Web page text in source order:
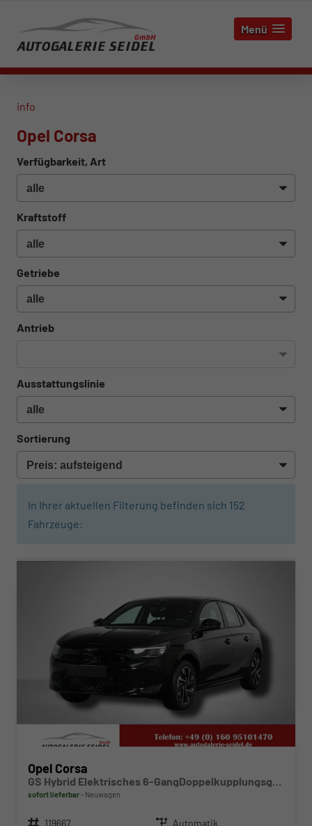
Menü
info
Opel Corsa
Verfügbarkeit, Art
Kraftstoff
Getriebe
Antrieb
Ausstattungslinie
Sortierung
In Ihrer aktuellen Filterung befinden sich 152
Fahrzeuge:
ab 219,– € mtl.
Opel Corsa
sofort lieferbar Neuwagen
Fahrzeugnr. 119667 Getriebe Automatik